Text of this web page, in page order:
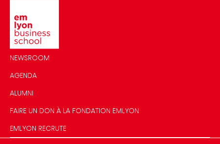
NEWSROOM
AGENDA
ALUMNI
FAIRE UN DON À LA FONDATION EMLYON
EMLYON RECRUTE